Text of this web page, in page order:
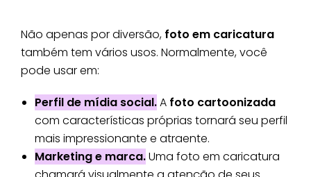
Não apenas por diversão, foto em caricatura
também tem vários usos. Normalmente, você
pode usar em:
Perfil de mídia social.A foto cartoonizada
com características próprias tornará seu perfil
mais impressionante e atraente.
Marketing e marca.Uma foto em caricatura